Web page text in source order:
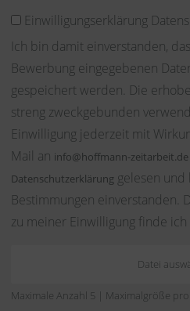
Einwilligungserklärung
Ich bin damit einverstanden,
Bewerbung eingegebenen
gespeichert werden. Die
streng zweckgebunden
Einwilligung jederzeit mit
Mail an info@hoffmann-zeitarbeit.de
Datenschutzerklärung gelesen
Bestimmungen einverstanden.
zu meiner Einwilligung finde ich
Datei
Maximale Anzahl 5 | Maximalgröße